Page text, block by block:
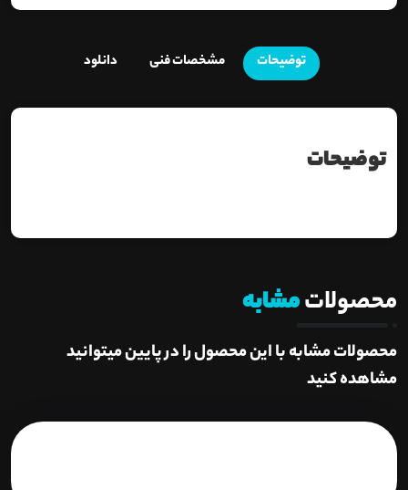
توضیحات مشخصات فنی دانلود
توضیحات
محصولاتمشابه
محصولات مشابه با این محصول را در پایین میتوانید
مشاهده کنید